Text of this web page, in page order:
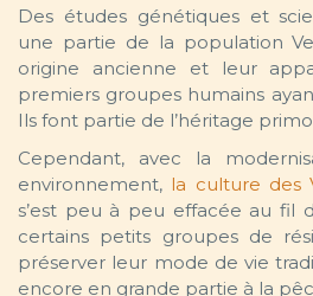
Des études génétiques et
une partie de la population
origine ancienne et leur
premiers groupes humains
Ils font partie de l’héritage
Cependant, avec la
environnement, la culture des
s’est peu à peu effacée au fil
certains petits groupes de
préserver leur mode de vie
encore en grande partie à la